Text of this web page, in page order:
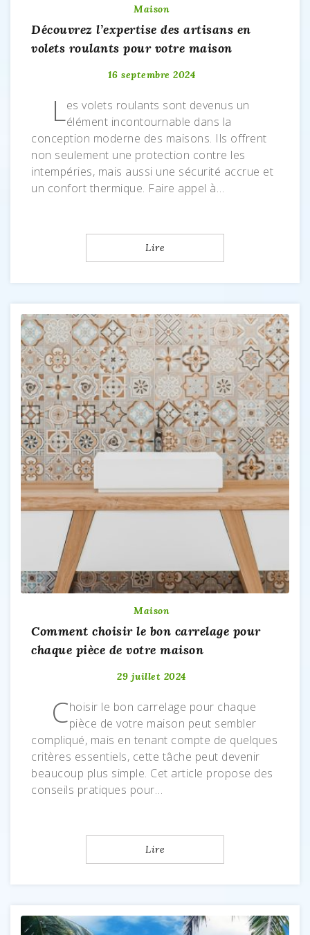
Maison
Découvrez l’expertise des artisans en
volets roulants pour votre maison
16 septembre 2024
Les volets roulants sont devenus un
élément incontournable dans la
conception moderne des maisons. Ils offrent
non seulement une protection contre les
intempéries, mais aussi une sécurité accrue et
un confort thermique. Faire appel à…
Lire
Maison
Comment choisir le bon carrelage pour
chaque pièce de votre maison
29 juillet 2024
Choisir le bon carrelage pour chaque
pièce de votre maison peut sembler
compliqué, mais en tenant compte de quelques
critères essentiels, cette tâche peut devenir
beaucoup plus simple. Cet article propose des
conseils pratiques pour…
Lire